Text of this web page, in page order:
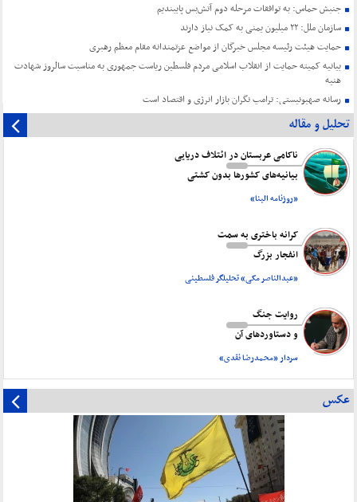
جنبش حماس: به توافقات مرحله دوم آتش‌بس پایبندیم
سازمان ملل: ۲۲ میلیون یمنی به کمک نیاز دارند
حمایت هیئت رئیسه مجلس خبرگان از مواضع عزتمندانه مقام معظم رهبری
بیانیه کمیته حمایت از انقلاب اسلامی مردم فلسطین ریاست جمهوری به مناسبت سالروز شهادت
هنیه
رسانه صهیونیستی: ترامپ نگران بازار انرژی و اقتصاد است
تحلیل و مقاله
ناکامی عربستان در ائتلاف دریایی
بیانیه‌های کشورها بدون کشتی
«روزنامه البنا»
کرانه باختری به سمت
انفجار بزرگ
«عبدالناصر مکی» تحلیلگر فلسطینی
روایت جنگ
و دستاورد‌های آن
سردار «محمدرضا نقدی»
عکس